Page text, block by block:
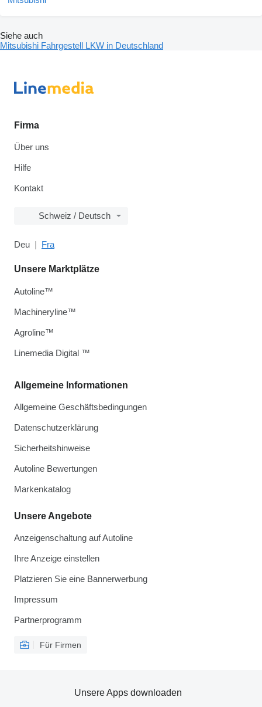
Siehe auch
Mitsubishi Fahrgestell LKW in Deutschland
Firma
Über uns
Hilfe
Kontakt
Schweiz / Deutsch
Deu Fra
Allgemeine Informationen
Allgemeine Geschäftsbedingungen
Datenschutzerklärung
Sicherheitshinweise
Autoline Bewertungen
Markenkatalog
Unsere Angebote
Anzeigenschaltung auf Autoline
Ihre Anzeige einstellen
Platzieren Sie eine Bannerwerbung
Impressum
Partnerprogramm
Für Firmen
Unsere Marktplätze
Autoline™
Machineryline™
Agroline™
Linemedia Digital ™
Unsere Apps downloaden